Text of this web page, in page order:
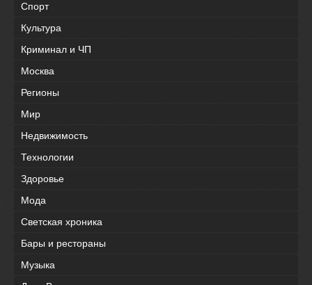
Спорт
Культура
Криминал и ЧП
Москва
Регионы
Мир
Недвижимость
Технологии
Здоровье
Мода
Светская хроника
Бары и рестораны
Музыка